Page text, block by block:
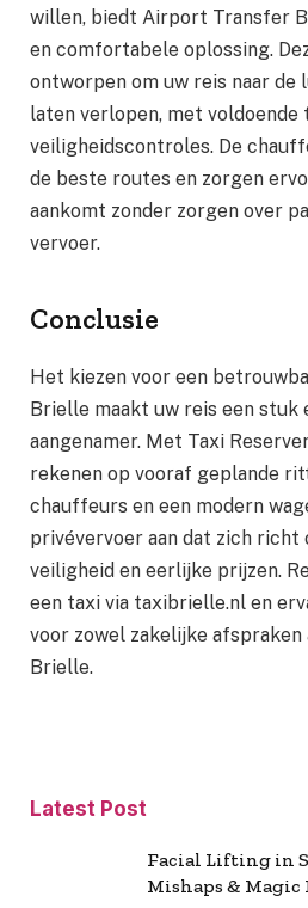
willen, biedt Airport Transfer
en comfortabele oplossing.
ontworpen om uw reis naar de
laten verlopen, met voldoende
veiligheidscontroles. De
de beste routes en zorgen
aankomt zonder zorgen over
vervoer.
Conclusie
Het kiezen voor een
Brielle maakt uw reis een stuk
aangenamer. Met Taxi
rekenen op vooraf geplande
chauffeurs en een modern
privévervoer aan dat zich
veiligheid en eerlijke prijzen.
een taxi via taxibrielle.nl en
voor zowel zakelijke
Brielle.
Latest Post
Facial Lifting in
Mishaps & Magic